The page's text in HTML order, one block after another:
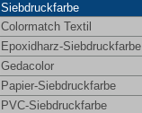
Siebdruckfarbe
Colormatch Textil
Epoxidharz-Siebdruckfarbe
Gedacolor
Papier-Siebdruckfarbe
PVC-Siebdruckfarbe